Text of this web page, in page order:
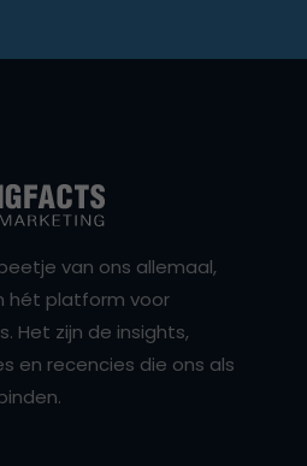
van ons allemaal,
hét platform voor
Het zijn de insights,
en recencies die ons als